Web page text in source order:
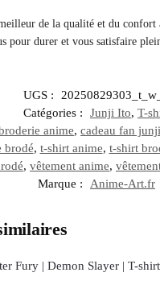
de la qualité et du confort
pour durer et vous satisfaire
UGS :
Catégories :
Junji Ito, T-
anime, cadeau fan
brodé, t-shirt anime, t-shirt
, vêtement anime,
Marque :
Anime-Art.fr